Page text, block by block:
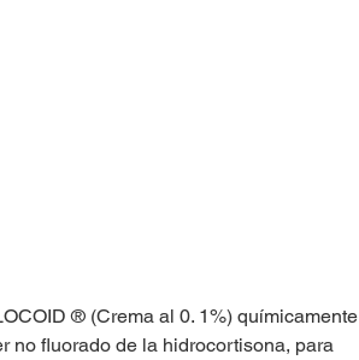
® (Crema al 0. 1%) químicamente
no fluorado de la hidrocortisona, para